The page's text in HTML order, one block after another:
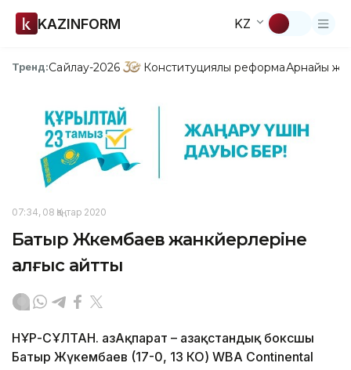
KAZINFORM KZ
Тренд:Сайлау-2026 Конституциялық реформаАрнайы
07:34, 08 Қаңтар 2020
Батыр Жүкембаев жанкүйерлеріне
алғыс айтты
НҰР-СҰЛТАН. ҚазАқпарат – Қазақстандық боксшы
Батыр Жүкембаев (17-0, 13 КО) WBA Continental